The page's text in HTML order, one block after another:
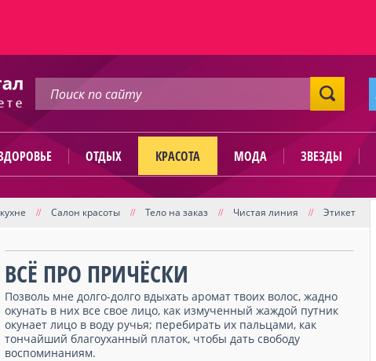
ОТДЫХ КРАСОТА МОДА ЗВЕЗДЫ
// Салон красоты // Тело на заказ // Чистая линия // Этикет
ВСЁ ПРО ПРИЧЁСКИ
Позволь мне долго-долго вдыхать аромат твоих волос, жадно
окунать в них все свое лицо, как измученный жаждой путник
окунает лицо в воду ручья; перебирать их пальцами, как
тончайший благоуханный платок, чтобы дать свободу
воспоминаниям.